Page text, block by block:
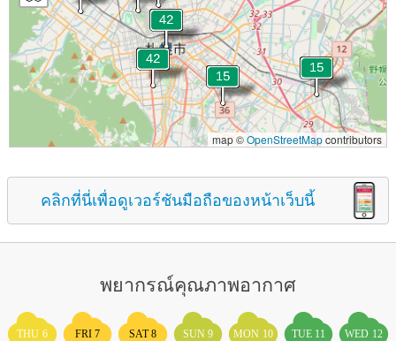
map ©OpenStreetMapcontributors
คลิกที่นี่เพื่อดูเวอร์ชันมือถือของหน้าเว็บนี้
พยากรณ์คุณภาพอากาศ
THU 6 FRI 7 SAT 8 SUN 9 MON 10 TUE 11 WED 12